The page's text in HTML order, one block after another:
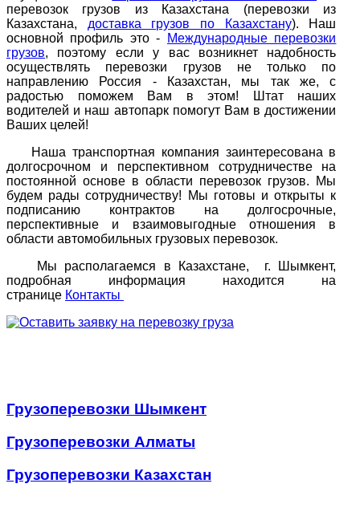
перевозок грузов из Казахстана (перевозки из
Казахстана, доставка грузов по Казахстану). Наш
основной профиль это -
Международные перевозки
грузов, поэтому если у вас возникнет надобность
осуществлять перевозки грузов не только по
направлению Россия - Казахстан, мы так же, с
радостью поможем Вам в этом! Штат наших
водителей и наш автопарк помогут Вам в достижении
Ваших целей!
Наша транспортная компания заинтересована в
долгосрочном и перспективном сотрудничестве на
постоянной основе в области перевозок грузов. Мы
будем рады сотрудничеству! Мы готовы и открыты к
подписанию контрактов на долгосрочные,
перспективные и взаимовыгодные отношения в
области автомобильных грузовых перевозок.
Мы располагаемся в Казахстане, г. Шымкент,
подробная информация находится на
странице Контакты
Грузоперевозки Шымкент
Грузоперевозки Алматы
Грузоперевозки Казахстан